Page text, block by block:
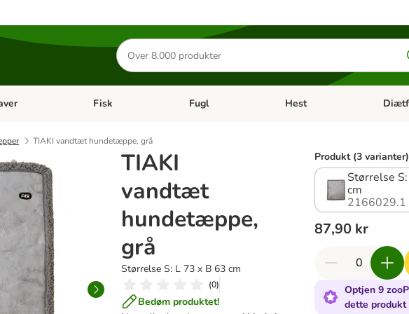
Søg
efter
produkter
kategori menu: Kat Åben kategori menu: Gnaver
Fisk Åben kategori menu: Fisk
Fugl Åben kategori menu: Fugl
Hest Åben
TIAKI vandtæt hundetæppe, grå
TIAKI
vandtæt
hundetæppe,
grå
Størrelse S: L 73 x B 63 cm
(0)
Bedøm produktet!
Produkt (3 varianter)
Størrelse
cm
2166029.1
87,90 kr
Optjen 9
dette produkt